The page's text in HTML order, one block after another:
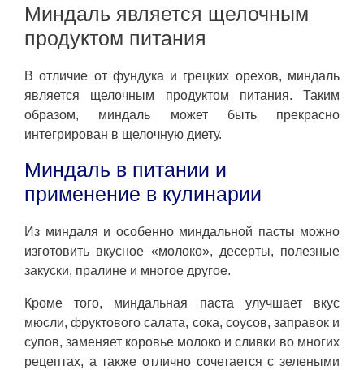
Миндаль является щелочным
продуктом питания
В отличие от фундука и грецких орехов, миндаль
является щелочным продуктом питания. Таким
образом, миндаль может быть прекрасно
интегрирован в щелочную диету.
Миндаль в питании и
применение в кулинарии
Из миндаля и особенно миндальной пасты можно
изготовить вкусное «молоко», десерты, полезные
закуски, пралине и многое другое.
Кроме того, миндальная паста улучшает вкус
мюсли, фруктового салата, сока, соусов, заправок и
супов, заменяет коровье молоко и сливки во многих
рецептах, а также отлично сочетается с зелеными